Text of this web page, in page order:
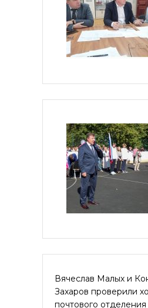
Вячеслав Малых и
Захаров проверили
почтового